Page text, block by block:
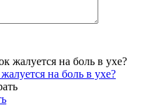
на боль в ухе?